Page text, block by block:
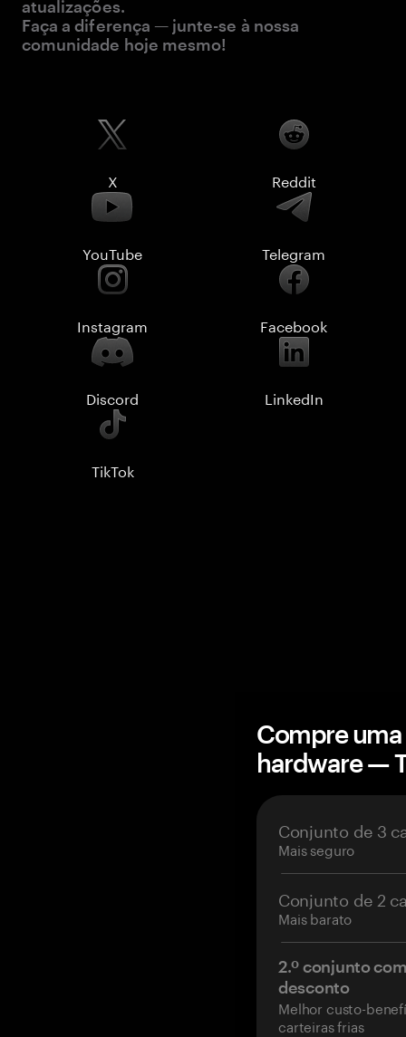
atualizações.
Faça a diferença — junte-se à nossa
comunidade hoje mesmo!
X Reddit
YouTube Telegram
Instagram Facebook
Discord LinkedIn
TikTok
Compre
hardware —
Conjunto de 3
Mais seguro
Conjunto de 2
Mais barato
2.º conjunto
desconto
Melhor custo-
carteiras frias